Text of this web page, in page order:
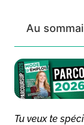
Au
Tu veux te